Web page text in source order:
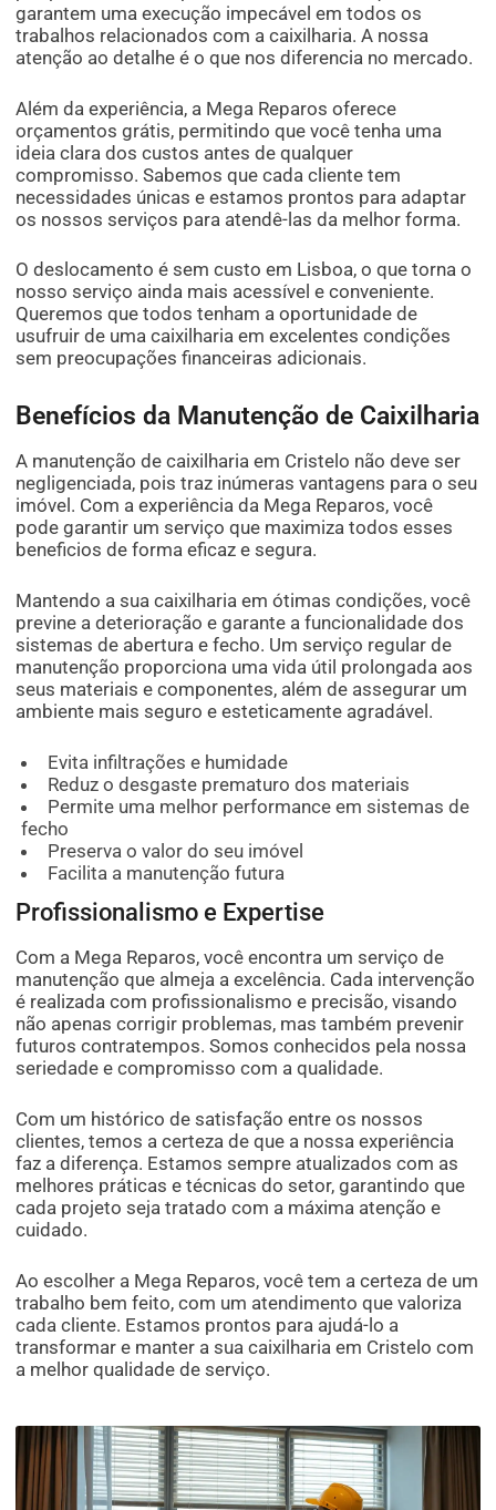
garantem uma execução impecável em todos os
trabalhos relacionados com a caixilharia. A nossa
atenção ao detalhe é o que nos diferencia no mercado.
Além da experiência, a Mega Reparos oferece
orçamentos grátis, permitindo que você tenha uma
ideia clara dos custos antes de qualquer
compromisso. Sabemos que cada cliente tem
necessidades únicas e estamos prontos para adaptar
os nossos serviços para atendê-las da melhor forma.
O deslocamento é sem custo em Lisboa, o que torna o
nosso serviço ainda mais acessível e conveniente.
Queremos que todos tenham a oportunidade de
usufruir de uma caixilharia em excelentes condições
sem preocupações financeiras adicionais.
Benefícios da Manutenção de Caixilharia
A manutenção de caixilharia em Cristelo não deve ser
negligenciada, pois traz inúmeras vantagens para o seu
imóvel. Com a experiência da Mega Reparos, você
pode garantir um serviço que maximiza todos esses
beneficios de forma eficaz e segura.
Mantendo a sua caixilharia em ótimas condições, você
previne a deterioração e garante a funcionalidade dos
sistemas de abertura e fecho. Um serviço regular de
manutenção proporciona uma vida útil prolongada aos
seus materiais e componentes, além de assegurar um
ambiente mais seguro e esteticamente agradável.
Evita infiltrações e humidade
Reduz o desgaste prematuro dos materiais
Permite uma melhor performance em sistemas de
fecho
Preserva o valor do seu imóvel
Facilita a manutenção futura
Profissionalismo e Expertise
Com a Mega Reparos, você encontra um serviço de
manutenção que almeja a excelência. Cada intervenção
é realizada com profissionalismo e precisão, visando
não apenas corrigir problemas, mas também prevenir
futuros contratempos. Somos conhecidos pela nossa
seriedade e compromisso com a qualidade.
Com um histórico de satisfação entre os nossos
clientes, temos a certeza de que a nossa experiência
faz a diferença. Estamos sempre atualizados com as
melhores práticas e técnicas do setor, garantindo que
cada projeto seja tratado com a máxima atenção e
cuidado.
Ao escolher a Mega Reparos, você tem a certeza de um
trabalho bem feito, com um atendimento que valoriza
cada cliente. Estamos prontos para ajudá-lo a
transformar e manter a sua caixilharia em Cristelo com
a melhor qualidade de serviço.